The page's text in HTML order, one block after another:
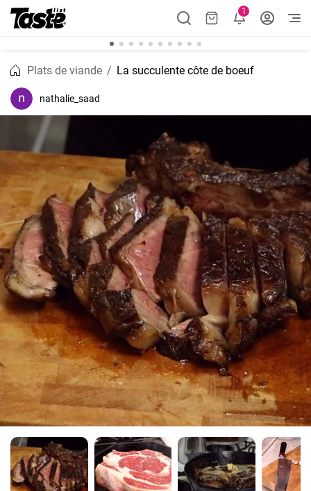
1
Plats de viande La succulente côte de boeuf
nathalie_saad